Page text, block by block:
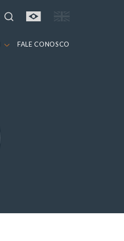
FALE CONOSCO